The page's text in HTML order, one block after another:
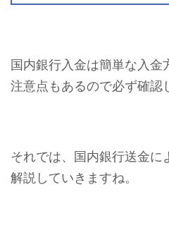
国内銀行入金は簡単な入金
注意点もあるので必ず確認
それでは、国内銀行送金に
解説していきますね。